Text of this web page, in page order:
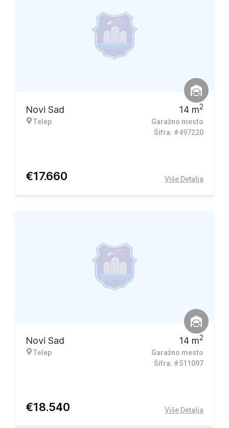
Novi Sad
Telep
14 m2
Garažno mesto
Šifra: #497220
€17.660 Više Detalja
Novi Sad
Telep
14 m2
Garažno mesto
Šifra: #511097
€18.540 Više Detalja